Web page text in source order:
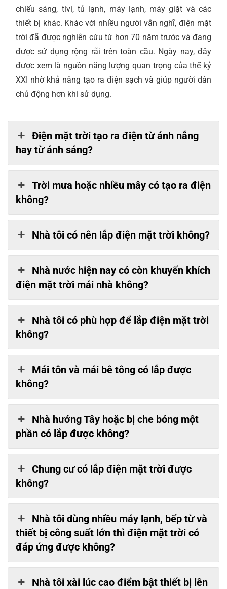
chiếu sáng, tivi, tủ lạnh, máy lạnh, máy giặt và các
thiết bị khác. Khác với nhiều người vẫn nghĩ, điện mặt
trời đã được nghiên cứu từ hơn 70 năm trước và đang
được sử dụng rộng rãi trên toàn cầu. Ngày nay, đây
được xem là nguồn năng lượng quan trọng của thế kỷ
XXI nhờ khả năng tạo ra điện sạch và giúp người dân
chủ động hơn khi sử dụng.
Điện mặt trời tạo ra điện từ ánh nắng
hay từ ánh sáng?
Trời mưa hoặc nhiều mây có tạo ra điện
không?
Nhà tôi có nên lắp điện mặt trời không?
Nhà nước hiện nay có còn khuyến khích
điện mặt trời mái nhà không?
Nhà tôi có phù hợp để lắp điện mặt trời
không?
Mái tôn và mái bê tông có lắp được
không?
Nhà hướng Tây hoặc bị che bóng một
phần có lắp được không?
Chung cư có lắp điện mặt trời được
không?
Nhà tôi dùng nhiều máy lạnh, bếp từ và
thiết bị công suất lớn thì điện mặt trời có
đáp ứng được không?
Nhà tôi xài lúc cao điểm bật thiết bị lên